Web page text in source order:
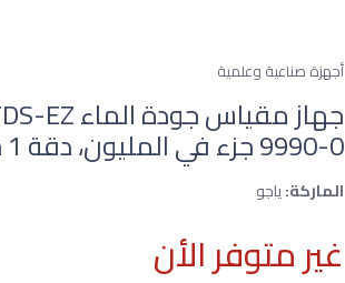
أجهزة صناعية وعلمية
0-9990 جزء في المليون، دقة 1 جزء في المليون
الماركة:ياجو
غير متوفر الأن